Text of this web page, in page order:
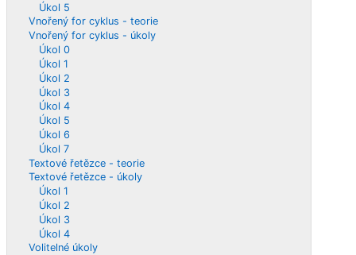
Úkol 5
Vnořený for cyklus - teorie
Vnořený for cyklus - úkoly
Úkol 0
Úkol 1
Úkol 2
Úkol 3
Úkol 4
Úkol 5
Úkol 6
Úkol 7
Textové řetězce - teorie
Textové řetězce - úkoly
Úkol 1
Úkol 2
Úkol 3
Úkol 4
Volitelné úkoly